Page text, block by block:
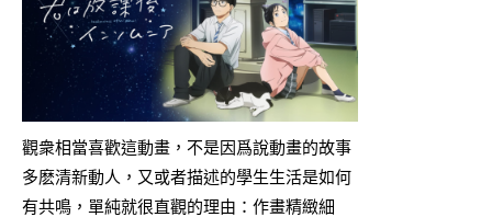
觀衆相當喜歡這動畫，不是因爲說動畫的故事
多麽清新動人，又或者描述的學生生活是如何
有共鳴，單純就很直觀的理由：作畫精緻細